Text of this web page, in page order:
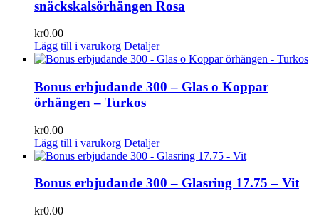
snäckskalsörhängen Rosa
kr0.00
Lägg till i varukorg Detaljer
Bonus erbjudande 300 – Glas o Koppar
örhängen – Turkos
kr0.00
Lägg till i varukorg Detaljer
Bonus erbjudande 300 – Glasring 17.75 – Vit
kr0.00